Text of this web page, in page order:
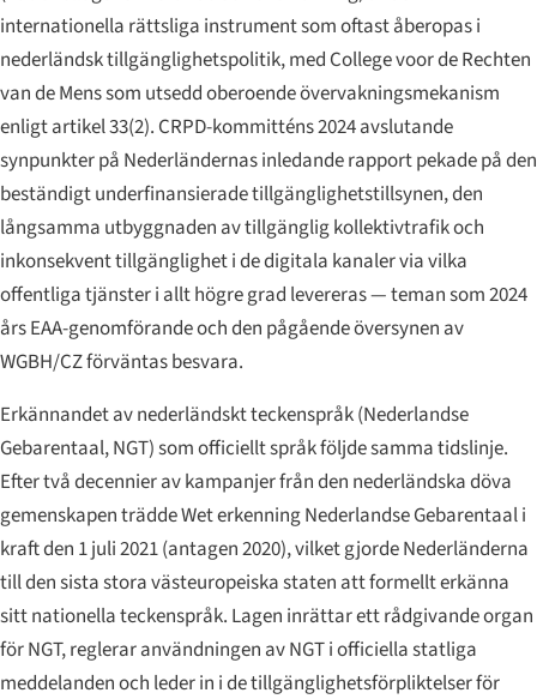
internationella rättsliga instrument som oftast åberopas i
nederländsk tillgänglighetspolitik, med College voor de Rechten
van de Mens som utsedd oberoende övervakningsmekanism
enligt artikel 33(2). CRPD-kommitténs 2024 avslutande
synpunkter på Nederländernas inledande rapport pekade på den
beständigt underfinansierade tillgänglighetstillsynen, den
långsamma utbyggnaden av tillgänglig kollektivtrafik och
inkonsekvent tillgänglighet i de digitala kanaler via vilka
offentliga tjänster i allt högre grad levereras — teman som 2024
års EAA-genomförande och den pågående översynen av
WGBH/CZ förväntas besvara.
Erkännandet av nederländskt teckenspråk (Nederlandse
Gebarentaal, NGT) som officiellt språk följde samma tidslinje.
Efter två decennier av kampanjer från den nederländska döva
gemenskapen träddeWet erkenning Nederlandse Gebarentaali
kraft den 1 juli 2021 (antagen 2020), vilket gjorde Nederländerna
till den sista stora västeuropeiska staten att formellt erkänna
sitt nationella teckenspråk. Lagen inrättar ett rådgivande organ
för NGT, reglerar användningen av NGT i officiella statliga
meddelanden och leder in i de tillgänglighetsförpliktelser för